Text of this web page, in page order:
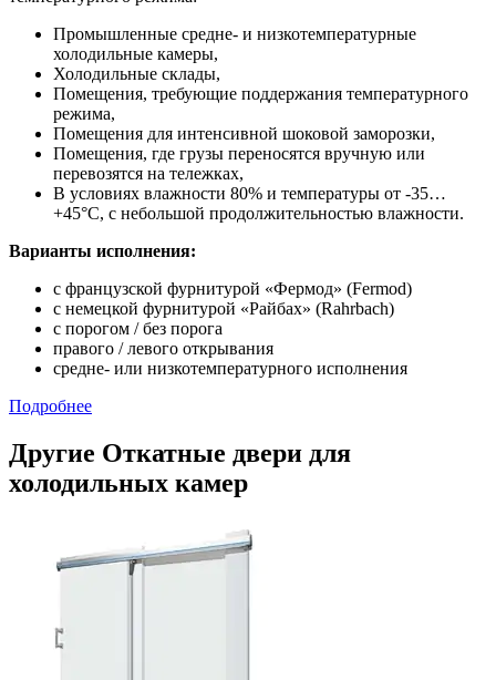
Промышленные средне- и низкотемпературные
холодильные камеры,
Холодильные склады,
Помещения, требующие поддержания температурного
режима,
Помещения для интенсивной шоковой заморозки,
Помещения, где грузы переносятся вручную или
перевозятся на тележках,
В условиях влажности 80% и температуры от -35…
+45°С, с небольшой продолжительностью влажности.
Варианты исполнения:
с французской фурнитурой «Фермод» (Fermod)
c немецкой фурнитурой «Райбах» (Rahrbach)
с порогом / без порога
правого / левого открывания
средне- или низкотемпературного исполнения
Подробнее
Другие Откатные двери для
холодильных камер